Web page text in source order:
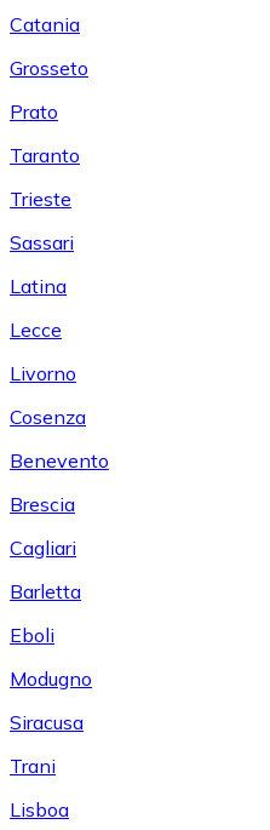
Catania
Grosseto
Prato
Taranto
Trieste
Sassari
Latina
Lecce
Livorno
Cosenza
Benevento
Brescia
Cagliari
Barletta
Eboli
Modugno
Siracusa
Trani
Lisboa